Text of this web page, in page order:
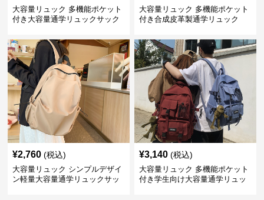
大容量リュック 多機能ポケット
付き大容量通学リュックサック
大容量リュック 多機能ポケット
付き合成皮革製通学リュック
¥2,760 (税込)
大容量リュック シンプルデザイ
ン軽量大容量通学リュックサッ
¥3,140 (税込)
大容量リュック 多機能ポケット
付き学生向け大容量通学リュッ